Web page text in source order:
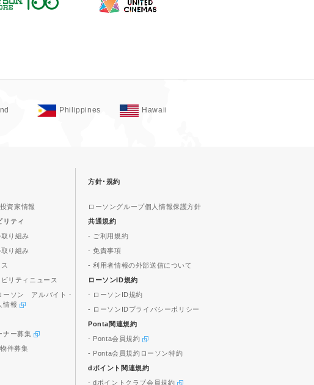
Philippines Hawaii
資家情報
リティ
り組み
り組み
リティニュース
ーソン アルバイト・
情報
ナー募集
件募集
方針･規約
ローソングループ個人情報保護方針
共通規約
- ご利用規約
- 免責事項
- 利用者情報の外部送信について
ローソンID規約
- ローソンID規約
- ローソンIDプライバシーポリシー
Ponta関連規約
- Ponta会員規約
- Ponta会員規約ローソン特約
dポイント関連規約
- dポイントクラブ会員規約